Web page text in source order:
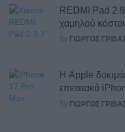
REDMI Pad 2
χαμηλού
By ΓΙΏΡΓΟΣ
Η Apple
επετειακό
By ΓΙΏΡΓΟΣ